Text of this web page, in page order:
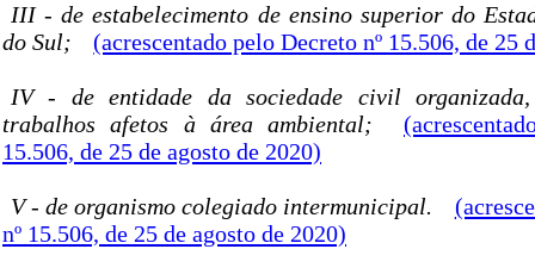
III - de estabelecimento de ensino superior do
do Sul;
(acrescentado pelo Decreto nº 15.506, de 25
IV - de entidade da sociedade civil organizada,
trabalhos afetos à área ambiental;
15.506, de 25 de agosto de 2020)
V - de organismo colegiado intermunicipal.
nº 15.506, de 25 de agosto de 2020)